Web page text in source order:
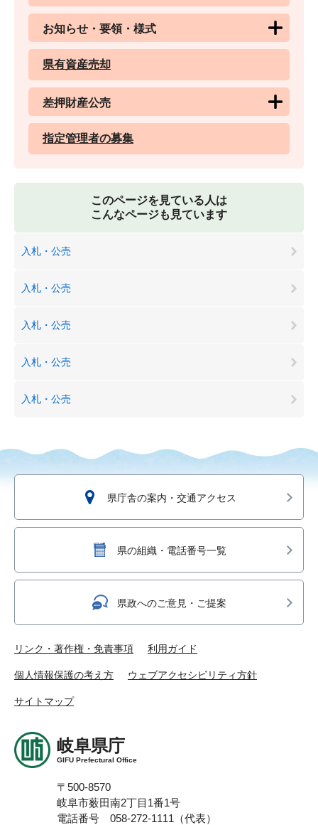
お知らせ・要領・様式
県有資産売却
差押財産公売
指定管理者の募集
このページを見ている人は
こんなページも見ています
入札・公売
入札・公売
入札・公売
入札・公売
入札・公売
県庁舎の案内・交通アクセス
県の組織・電話番号一覧
県政へのご意見・ご提案
リンク・著作権・免責事項 利用ガイド
個人情報保護の考え方 ウェブアクセシビリティ方針
サイトマップ
岐阜県庁
GIFU Prefectural Office
〒500-8570
岐阜市薮田南2丁目1番1号
電話番号 058-272-1111（代表）